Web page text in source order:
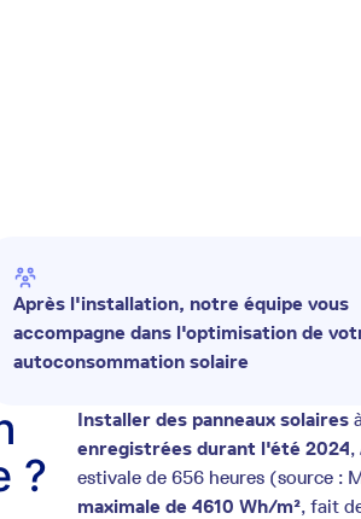
Après l'installation, notre équipe vous
accompagne dans l'optimisation de
autoconsommation solaire
?
Installer des panneaux solaires
enregistrées durant l'été 2024,
estivale de 656 heures (source :
maximale de 4610 Wh/m², fait